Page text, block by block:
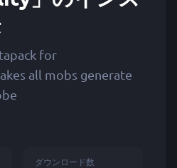
for
all mobs generate
ダウンロード数